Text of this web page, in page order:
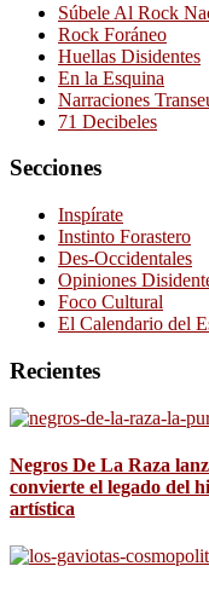
Súbele Al Rock
Rock Foráneo
Huellas Disidentes
En la Esquina
Narraciones
71 Decibeles
Secciones
Inspírate
Instinto Forastero
Des-Occidentales
Opiniones
Foco Cultural
El Calendario del
Recientes
Negros De La Raza
convierte el legado del
artística